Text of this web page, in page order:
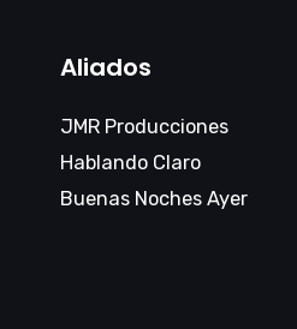
Aliados
JMR Producciones
Hablando Claro
Buenas Noches Ayer